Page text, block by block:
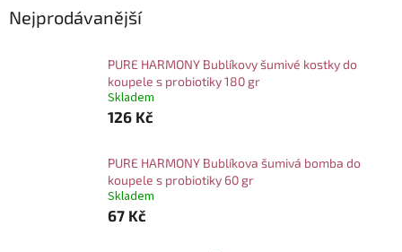
Nejprodávanější
PURE HARMONY Bublíkovy šumivé kostky do
koupele s probiotiky 180 gr
Skladem
126 Kč
PURE HARMONY Bublíkova šumivá bomba do
koupele s probiotiky 60 gr
Skladem
67 Kč